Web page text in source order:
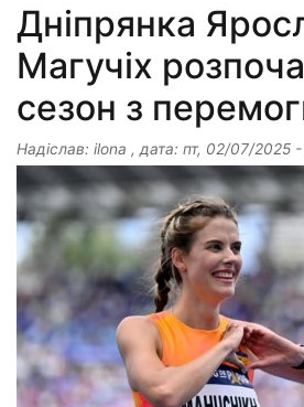
Дніпрянка
Магучіх
сезон з
Надіслав: ilona , дата: пт, 02/07/2025